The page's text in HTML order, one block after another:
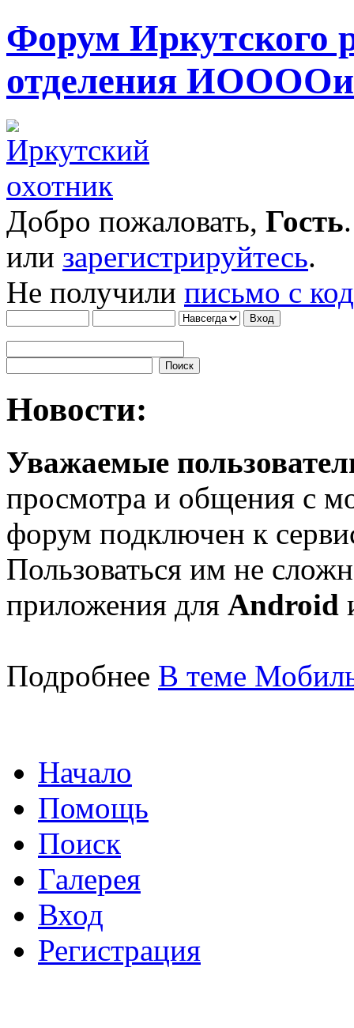
Форум Иркутского
отделения
Добро пожаловать, Гость
или зарегистрируйтесь.
Не получили письмо с
Новости:
Уважаемые
просмотра и общения с
форум подключен к
Пользоваться им не
приложения для Android
Подробнее В теме
Начало
Помощь
Поиск
Галерея
Вход
Регистрация